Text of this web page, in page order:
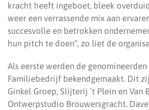
kracht heeft ingeboet, bleek
weer een verrassende mix aan
succesvolle en betrokken
hun pitch te doen”, zo liet de
Als eerste werden de
Familiebedrijf bekendgemaakt. Dit
Ginkel Groep, Slijterij ’t Plein en Van
Ontwerpstudio Brouwersgracht,